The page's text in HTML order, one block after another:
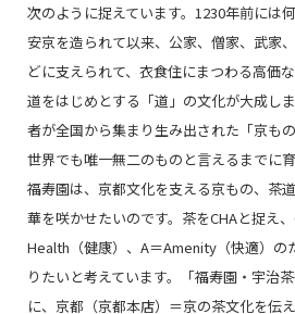
次のように捉えています。1230年前には
安京を造られて以来、公家、僧家、武家
どに支えられて、衣食住にまつわる高価
道をはじめとする「道」の文化が大成し
者が全国から集まり生み出された「京も
世界でも唯一無二のものと言えるまでに育
福寿園は、京都文化を支える京もの、茶
華を咲かせたいのです。茶をCHAと捉え
Health（健康）、A＝Amenity（快適）の
りたいと考えています。「福寿園・宇治
に、京都（京都本店）＝京の茶文化を伝